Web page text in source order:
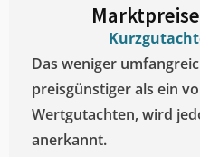
Das weniger
preisgünstiger als ein
Wertgutachten, wird
anerkannt.